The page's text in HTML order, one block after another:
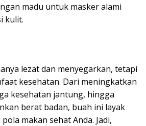
madu untuk masker alami
kulit.
lezat dan menyegarkan, tetapi
kesehatan. Dari meningkatkan
kesehatan jantung, hingga
berat badan, buah ini layak
makan sehat Anda. Jadi,